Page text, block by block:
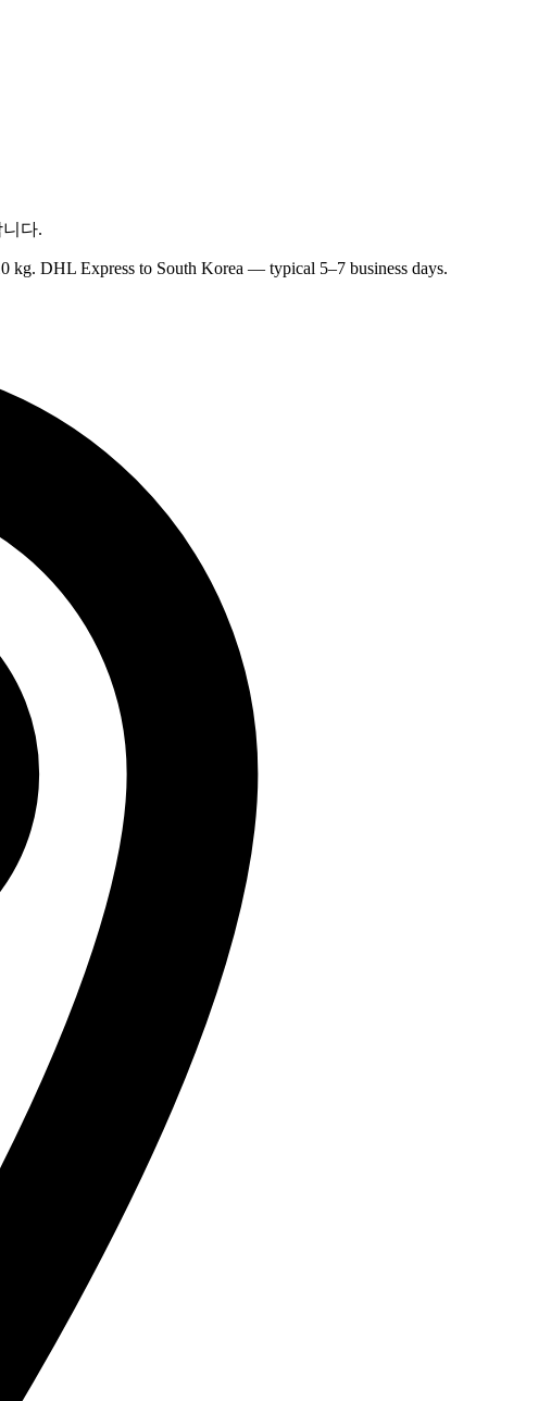
다.
kg. DHL Express to South Korea — typical 5–7 business days.